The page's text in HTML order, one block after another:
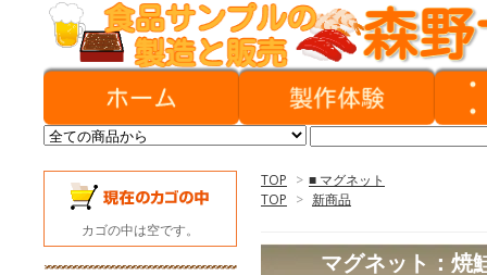
TOP > ■ マグネット
TOP > 新商品
マグネット：焼
カゴの中は空です。